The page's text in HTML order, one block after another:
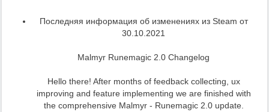
Последняя информация об изменениях из Steam от
30.10.2021
Malmyr Runemagic 2.0 Changelog
Hello there! After months of feedback collecting, ux
improving and feature implementing we are finished with
the comprehensive Malmyr - Runemagic 2.0 update.